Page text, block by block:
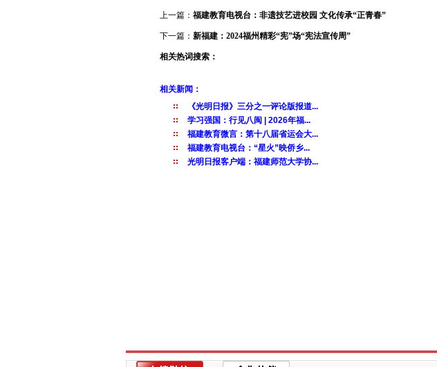
上一篇： 福建教育电视台：非遗技艺进校园 文化传承“正青春”
下一篇： 新福建：2024福州精彩“宪”场“宪法宣传周”
相关热词搜索：
相关新闻：